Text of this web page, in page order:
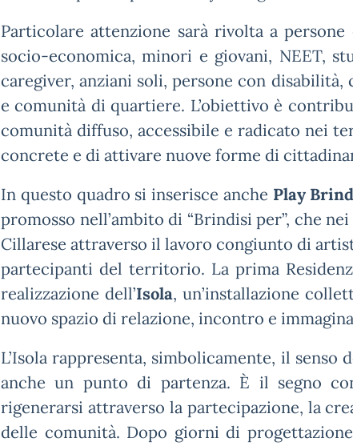
Particolare attenzione sarà rivolta a
socio-economica, minori e giovani, NEET,
caregiver, anziani soli, persone con
e comunità di quartiere. L’obiettivo è
comunità diffuso, accessibile e radicato nei
concrete e di attivare nuove forme di
In questo quadro si inserisce anche Play
promosso nell’ambito di “Brindisi per”, che
Cillarese attraverso il lavoro congiunto di
partecipanti del territorio. La prima
realizzazione dell’Isola, un’installazione
nuovo spazio di relazione, incontro e
L’Isola rappresenta, simbolicamente, il senso
anche un punto di partenza. È il segno
rigenerarsi attraverso la partecipazione, la
delle comunità. Dopo giorni di